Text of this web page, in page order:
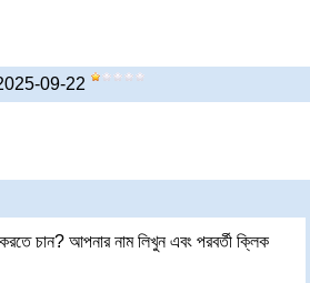
09-22
চান? আপনার নাম লিখুন এবং পরবর্তী ক্লিক